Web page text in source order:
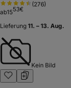
(276)
ab1553€
Lieferung 11. – 13. Aug.
Kein Bild